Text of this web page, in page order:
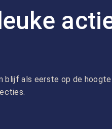
blijf als eerste op de